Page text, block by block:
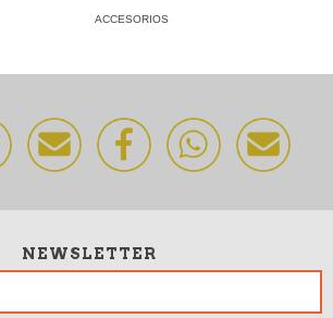
ACCESORIOS
NEWSLETTER